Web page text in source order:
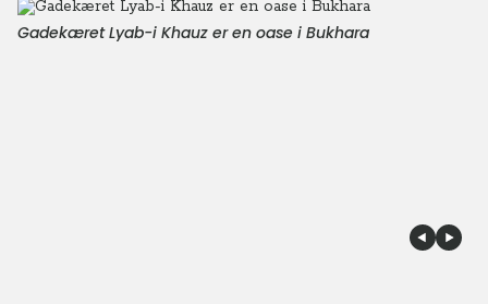
Gadekæret Lyab-i Khauz er en oase i Bukhara